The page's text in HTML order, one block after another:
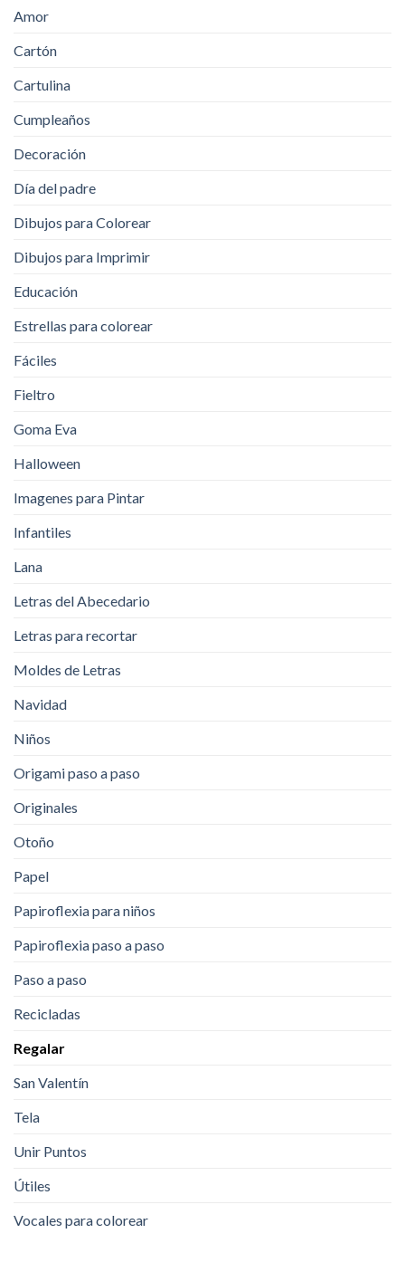
Amor
Cartón
Cartulina
Cumpleaños
Decoración
Día del padre
Dibujos para Colorear
Dibujos para Imprimir
Educación
Estrellas para colorear
Fáciles
Fieltro
Goma Eva
Halloween
Imagenes para Pintar
Infantiles
Lana
Letras del Abecedario
Letras para recortar
Moldes de Letras
Navidad
Niños
Origami paso a paso
Originales
Otoño
Papel
Papiroflexia para niños
Papiroflexia paso a paso
Paso a paso
Recicladas
Regalar
San Valentín
Tela
Unir Puntos
Útiles
Vocales para colorear